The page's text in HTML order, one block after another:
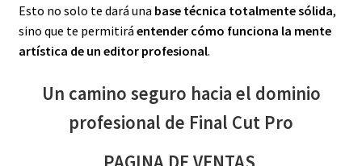
Esto no solo te dará una base técnica totalmente sólida,
sino que te permitirá entender cómo funciona la mente
artística de un editor profesional.
Un camino seguro hacia el dominio
profesional de Final Cut Pro